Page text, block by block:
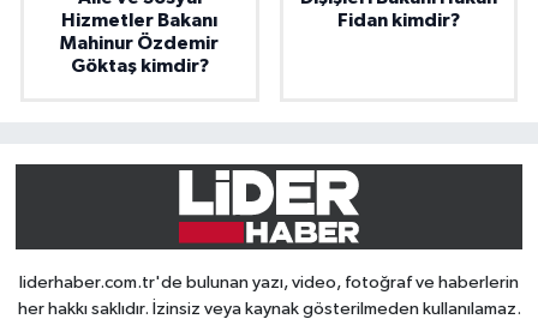
Hizmetler Bakanı
Mahinur Özdemir
Göktaş kimdir?
Fidan kimdir?
liderhaber.com.tr'de bulunan yazı, video, fotoğraf ve haberlerin
her hakkı saklıdır. İzinsiz veya kaynak gösterilmeden kullanılamaz.